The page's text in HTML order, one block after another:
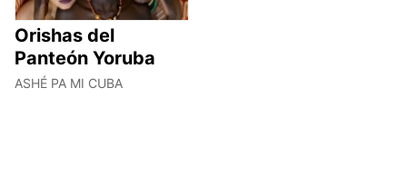
Orishas del
Panteón Yoruba
ASHÉ PA MI CUBA